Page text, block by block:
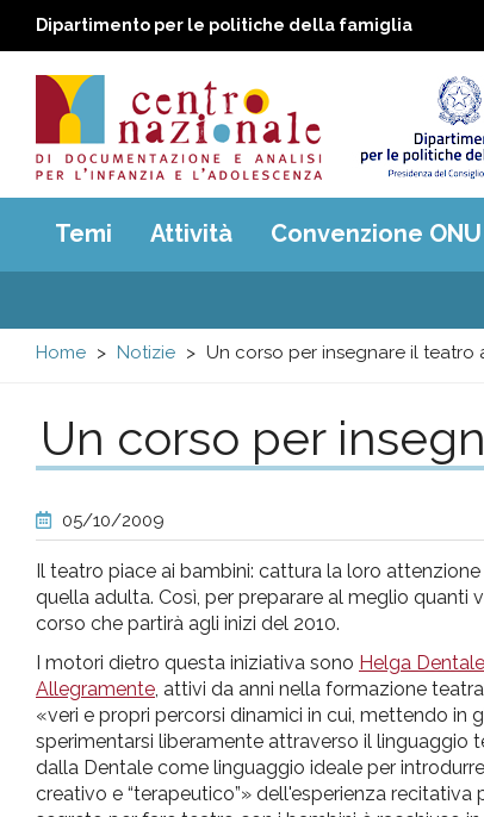
Dipartimento per le politiche della famiglia
Centro
nazionale
di
e
analisi
pr
l'infanzia
e
l'adolescenza
Main
menu
Temi Attività Convenzione ONU
Home Notizie Un corso per insegnare il teatro
Un corso per
05/10/2009
Il teatro piace ai bambini: cattura la loro
quella adulta. Così, per preparare al meglio
corso che partirà agli inizi del 2010.
I motori dietro questa iniziativa sono Helga Dentale
Allegramente , attivi da anni nella formazione
«veri e propri percorsi dinamici in cui, mettendo
sperimentarsi liberamente attraverso il linguaggio
dalla Dentale come linguaggio ideale per
creativo e “terapeutico”» dell'esperienza